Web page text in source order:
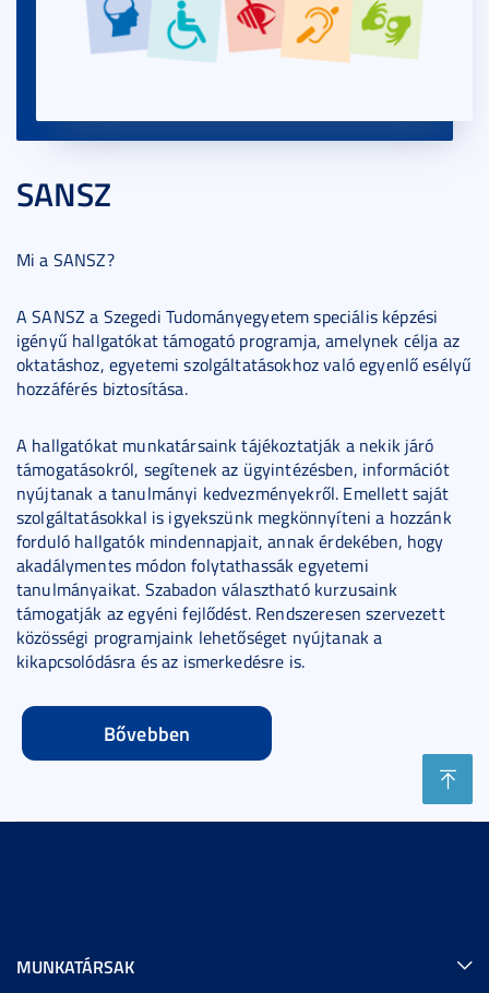
SANSZ
Mi a SANSZ?
A SANSZ a Szegedi Tudományegyetem speciális képzési
igényű hallgatókat támogató programja, amelynek célja az
oktatáshoz, egyetemi szolgáltatásokhoz való egyenlő esélyű
hozzáférés biztosítása.
A hallgatókat munkatársaink tájékoztatják a nekik járó
támogatásokról, segítenek az ügyintézésben, információt
nyújtanak a tanulmányi kedvezményekről. Emellett saját
szolgáltatásokkal is igyekszünk megkönnyíteni a hozzánk
forduló hallgatók mindennapjait, annak érdekében, hogy
akadálymentes módon folytathassák egyetemi
tanulmányaikat. Szabadon választható kurzusaink
támogatják az egyéni fejlődést. Rendszeresen szervezett
közösségi programjaink lehetőséget nyújtanak a
kikapcsolódásra és az ismerkedésre is.
Bővebben
MUNKATÁRSAK